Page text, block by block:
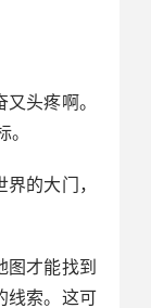
头疼啊。
的大门，
才能找到
线索。这可